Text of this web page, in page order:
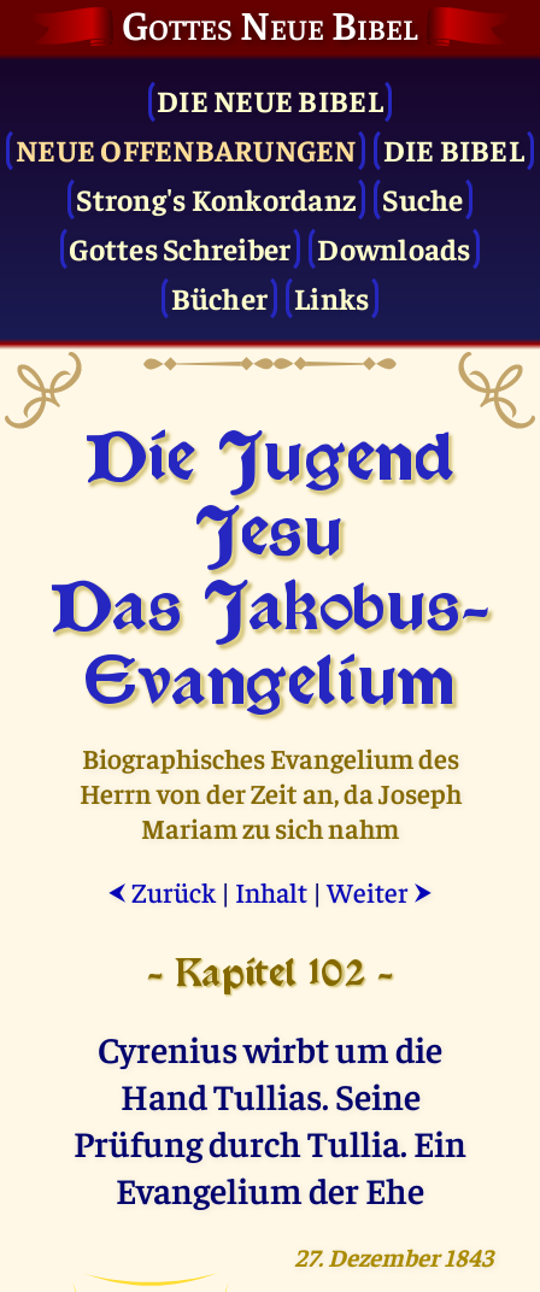
Gottes Neue Bibel
DIE NEUE BIBEL
NEUE OFFENBARUNGEN
DIE BIBEL
Strong's Konkordanz
Suche
Gottes Schreiber
Downloads
Bücher
Links
Die Jugend
Jesu
Das Jakobus-
Evangelium
Biographisches Evangelium des
Herrn von der Zeit an, da Joseph
Mariam zu sich nahm
⮜ Zurück | Inhalt |Weiter ⮞
- Kapitel 102 -
Cyrenius wirbt um die
Hand Tullias. Seine
Prüfung durch Tullia. Ein
Evangelium der Ehe
27. Dezember 1843